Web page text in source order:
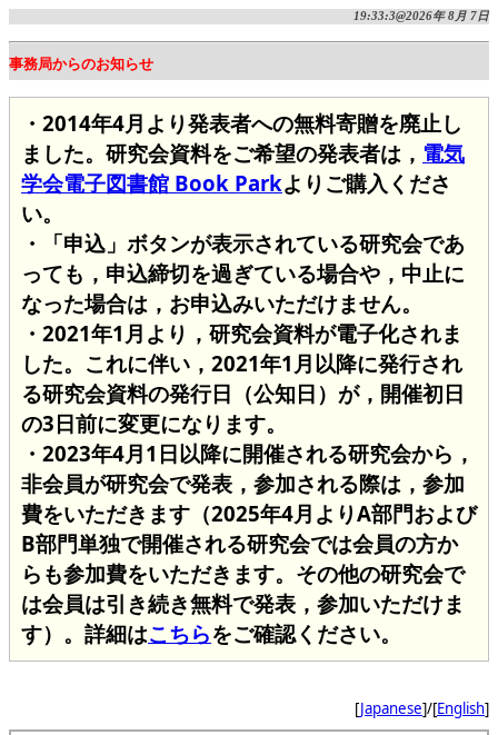
19:33:3@2026年 8月 7日
事務局からのお知らせ
・2014年4月より発表者への無料寄贈を廃止し
ました。研究会資料をご希望の発表者は， 電気
学会電子図書館 Book Parkよりご購入くださ
い。
・「申込」ボタンが表示されている研究会であ
っても，申込締切を過ぎている場合や，中止に
なった場合は，お申込みいただけません。
・2021年1月より，研究会資料が電子化されま
した。これに伴い，2021年1月以降に発行され
る研究会資料の発行日（公知日）が，開催初日
の3日前に変更になります。
・2023年4月1日以降に開催される研究会から，
非会員が研究会で発表，参加される際は，参加
費をいただきます（2025年4月よりA部門および
B部門単独で開催される研究会では会員の方か
らも参加費をいただきます。その他の研究会で
は会員は引き続き無料で発表，参加いただけま
す）。詳細はこちらをご確認ください。
[Japanese]/[English]